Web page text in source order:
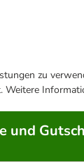
zu
Weitere
und